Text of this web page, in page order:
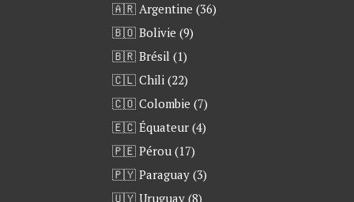
🇦🇷 Argentine (36)
🇧🇴 Bolivie (9)
🇧🇷 Brésil (1)
🇨🇱 Chili (22)
🇨🇴 Colombie (7)
🇪🇨 Équateur (4)
🇵🇪 Pérou (17)
🇵🇾 Paraguay (3)
🇺🇾 Uruguay (8)